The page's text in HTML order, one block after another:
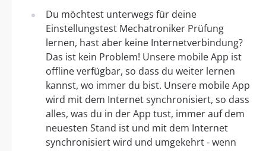
Du möchtest unterwegs für deine
Einstellungstest Mechatroniker Prüfung
lernen, hast aber keine Internetverbindung?
Das ist kein Problem! Unsere mobile App ist
offline verfügbar, so dass du weiter lernen
kannst, wo immer du bist. Unsere mobile App
wird mit dem Internet synchronisiert, so dass
alles, was du in der App tust, immer auf dem
neuesten Stand ist und mit dem Internet
synchronisiert wird und umgekehrt - wenn